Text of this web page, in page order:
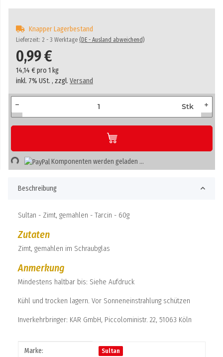
Knapper Lagerbestand
Lieferzeit: 2 - 3 Werktage (DE - Ausland abweichend)
0,99 €
14,14 € pro 1 kg
inkl. 7% USt. , zzgl. Versand
Stk
Komponenten werden geladen ...
Beschreibung
Sultan - Zimt, gemahlen - Tarcin - 60g
Zutaten
Zimt, gemahlen im Schraubglas
Anmerkung
Mindestens haltbar bis: Siehe Aufdruck
Kühl und trocken lagern. Vor Sonneneinstrahlung schützen
Inverkehrbringer: KAR GmbH, Piccoloministr. 22, 51063 Köln
Produkteigenschaft
Wert
Marke: Sultan